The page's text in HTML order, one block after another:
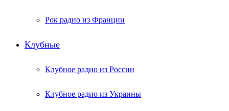
Рок радио из Франции
Клубные
Клубное радио из России
Клубное радио из Украины